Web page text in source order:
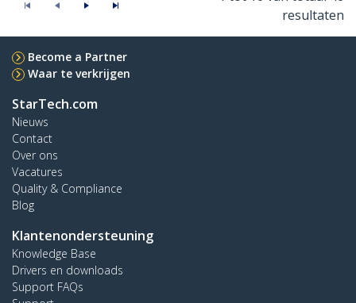
resultaten
Become a Partner
Waar te verkrijgen
StarTech.com
Nieuws
Contact
Over ons
Vacatures
Quality & Compliance
Blog
Klantenondersteuning
Knowledge Base
Drivers en downloads
Support FAQs